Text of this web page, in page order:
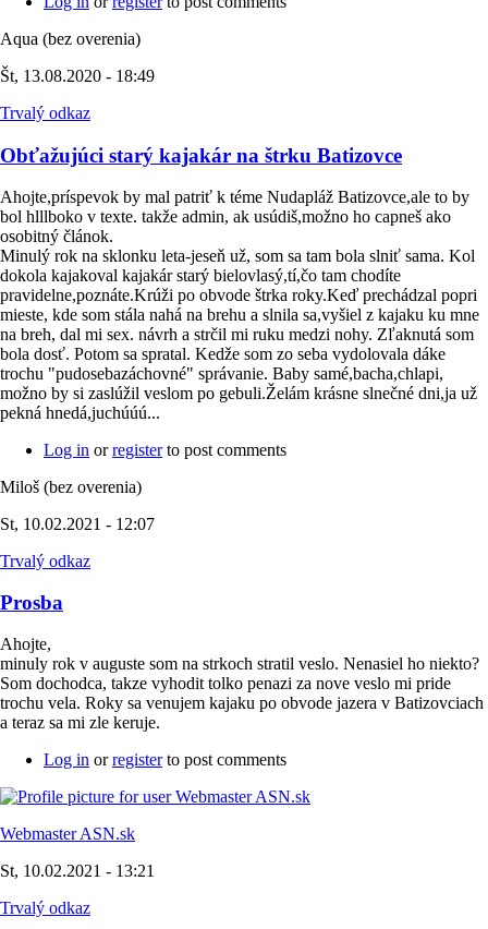
Aqua (bez overenia)
Št, 13.08.2020 - 18:49
Trvalý odkaz
Obťažujúci starý kajakár na štrku Batizovce
Ahojte,príspevok by mal patriť k téme Nudapláž Batizovce,ale to by
bol hlllboko v texte. takže admin, ak usúdiš,možno ho capneš ako
osobitný článok.
Minulý rok na sklonku leta-jeseň už, som sa tam bola slniť sama. Kol
dokola kajakoval kajakár starý bielovlasý,tí,čo tam chodíte
pravidelne,poznáte.Krúži po obvode štrka roky.Keď prechádzal popri
mieste, kde som stála nahá na brehu a slnila sa,vyšiel z kajaku ku mne
na breh, dal mi sex. návrh a strčil mi ruku medzi nohy. Zľaknutá som
bola dosť. Potom sa spratal. Kedže som zo seba vydolovala dáke
trochu "pudosebazáchovné" správanie. Baby samé,bacha,chlapi,
možno by si zaslúžil veslom po gebuli.Želám krásne slnečné dni,ja už
pekná hnedá,juchúúú...
Log in orregisterto post comments
Miloš (bez overenia)
St, 10.02.2021 - 12:07
Trvalý odkaz
Prosba
Ahojte,
minuly rok v auguste som na strkoch stratil veslo. Nenasiel ho niekto?
Som dochodca, takze vyhodit tolko penazi za nove veslo mi pride
trochu vela. Roky sa venujem kajaku po obvode jazera v Batizovciach
a teraz sa mi zle keruje.
Log in orregisterto post comments
Webmaster ASN.sk
St, 10.02.2021 - 13:21
Trvalý odkaz